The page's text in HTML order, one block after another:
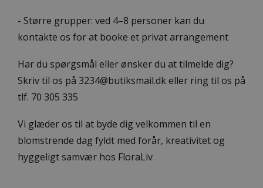
- Større grupper: ved 4–8 personer kan du
kontakte os for at booke et privat arrangement
Har du spørgsmål eller ønsker du at tilmelde dig?
Skriv til os på 3234@butiksmail.dkeller ring til os på
tlf. 70 305 335
Vi glæder os til at byde dig velkommen til en
blomstrende dag fyldt med forår, kreativitet og
hyggeligt samvær hos FloraLiv